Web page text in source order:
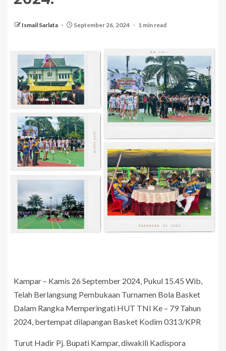
Ismail Sarlata September 26, 2024 1 min read
Kampar – Kamis 26 September 2024, Pukul 15.45 Wib,
Telah Berlangsung Pembukaan Turnamen Bola Basket
Dalam Rangka Memperingati HUT TNI Ke – 79 Tahun
2024, bertempat dilapangan Basket Kodim 0313/KPR
Turut Hadir Pj. Bupati Kampar, diwakili Kadispora